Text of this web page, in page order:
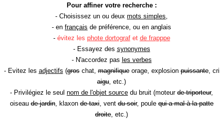
Pour affiner votre recherche :
- Choisissez un ou deux mots simples
- en français de préférence, ou en anglais
- évitez les phote dortografet de frapppe
- Essayez des synonymes
- N'accordez pas les verbes
- Evitez les adjectifs (groschat,magnifiqueorage, explosionpuissante, cri
aigu , etc.)
- Privilégiez le seul nom de l'objet source du bruit (moteur de triporteur,
oiseaude jardin, klaxonde taxi, ventdu soir, poulequi a mal à la patte
droite , etc.)